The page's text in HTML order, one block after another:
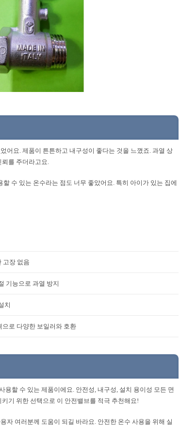
어요. 제품이 튼튼하고 내구성이 좋다는 것을 느꼈죠. 과열 상
를 주더라고요.
수 있는 온수라는 점도 너무 좋았어요. 특히 아이가 있는 집에
고장 없음
기능으로 과열 방지
치
으로 다양한 보일러와 호환
용할 수 있는 제품이에요. 안전성, 내구성, 설치 용이성 모든 면
기 위한 선택으로 이 안전밸브를 적극 추천해요!
자 여러분께 도움이 되길 바라요. 안전한 온수 사용을 위해 실